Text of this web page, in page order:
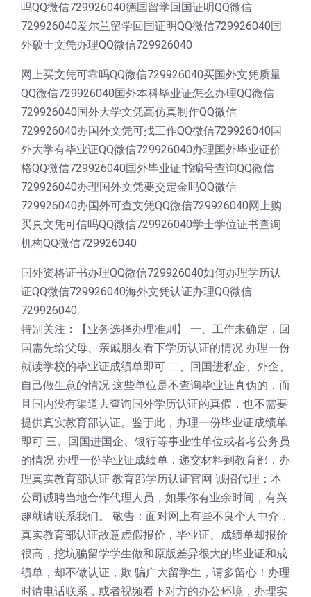
吗QQ微信729926040德国留学回国证明QQ微信
729926040爱尔兰留学回国证明QQ微信729926040国
外硕士文凭办理QQ微信729926040
网上买文凭可靠吗QQ微信729926040买国外文凭质量
QQ微信729926040国外本科毕业证怎么办理QQ微信
729926040国外大学文凭高仿真制作QQ微信
729926040办国外文凭可找工作QQ微信729926040国
外大学有毕业证QQ微信729926040办理国外毕业证价
格QQ微信729926040国外毕业证书编号查询QQ微信
729926040办理国外文凭要交定金吗QQ微信
729926040办国外可查文凭QQ微信729926040网上购
买真文凭可信吗QQ微信729926040学士学位证书查询
机构QQ微信729926040
国外资格证书办理QQ微信729926040如何办理学历认
证QQ微信729926040海外文凭认证办理QQ微信
729926040
特别关注：【业务选择办理准则】 一、工作未确定，回
国需先给父母、亲戚朋友看下学历认证的情况 办理一份
就读学校的毕业证成绩单即可 二、回国进私企、外企、
自己做生意的情况 这些单位是不查询毕业证真伪的，而
且国内没有渠道去查询国外学历认证的真假，也不需要
提供真实教育部认证。鉴于此，办理一份毕业证成绩单
即可 三、回国进国企、银行等事业性单位或者考公务员
的情况 办理一份毕业证成绩单，递交材料到教育部，办
理真实教育部认证 教育部学历认证官网 诚招代理：本
公司诚聘当地合作代理人员，如果你有业余时间，有兴
趣就请联系我们。 敬告：面对网上有些不良个人中介，
真实教育部认证故意虚假报价，毕业证、成绩单却报价
很高，挖坑骗留学学生做和原版差异很大的毕业证和成
绩单，却不做认证，欺 骗广大留学生，请多留心！办理
时请电话联系，或者视频看下对方的办公环境，办理实